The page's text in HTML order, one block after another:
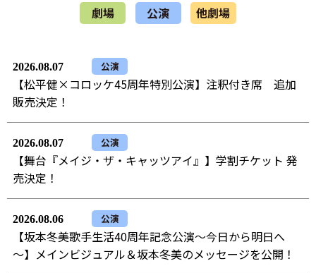
劇場 公演 他劇場
2026.08.07 公演
【松平健×コロッケ45周年特別公演】注釈付き席 追加
販売決定！
2026.08.07 公演
【舞台『メイジ・ザ・キャッツアイ』】学割チケット 発
売決定！
2026.08.06 公演
【坂本冬美歌手生活40周年記念公演～今日から明日へ
～】メインビジュアル＆坂本冬美のメッセージを公開！